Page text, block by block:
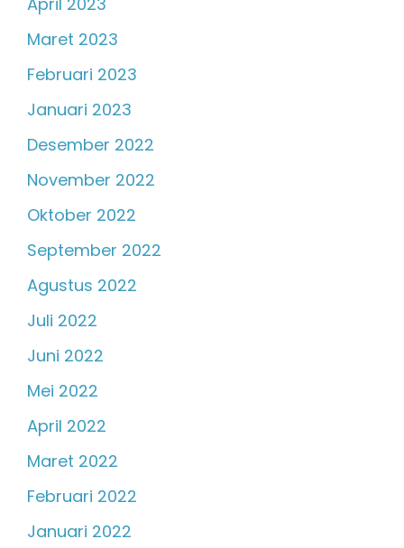
Maret 2023
Februari 2023
Januari 2023
Desember 2022
November 2022
Oktober 2022
September 2022
Agustus 2022
Juli 2022
Juni 2022
Mei 2022
April 2022
Maret 2022
Februari 2022
Januari 2022